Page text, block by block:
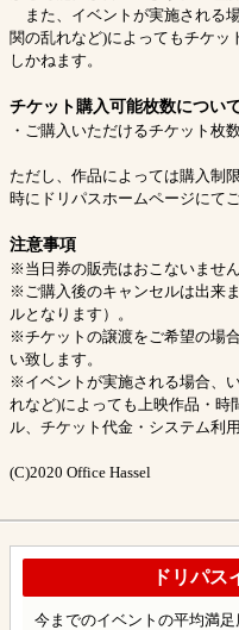
また、イベントが実施される
関の乱れなど)によってもチケッ
しかねます。
チケット購入可能枚数につい
・ご購入いただけるチケット枚
ただし、作品によっては購入制
時にドリパスホームページにて
注意事項
※当日券の販売はおこないません
※ご購入後のキャンセルは出来
ルとなります）。
※チケットの譲渡をご希望の場
い致します。
※イベントが実施される場合、
れなど)によっても上映作品・時
ル、チケット代金・システム利
(C)2020 Office Hassel
ドリパス
今までのイベントの平均満足